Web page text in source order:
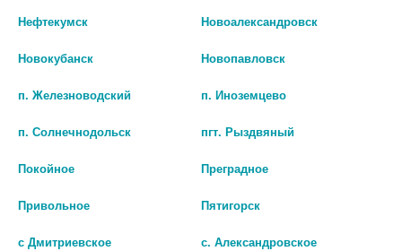
МЕТРОДЕНТ 20Г. СТОМАТ.
МЕТРОДЕНТ 20Г. СТОМАТ.
Нефтекумск Новоалександровск
Новокубанск Новопавловск
п. Железноводский п. Иноземцево
п. Солнечнодольск пгт. Рыздвяный
Покойное Преградное
Привольное Пятигорск
с Дмитриевское с. Александровское